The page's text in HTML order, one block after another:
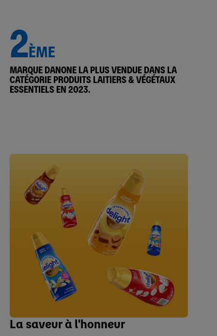
2ÈME
MARQUE DANONE LA PLUS VENDUE DANS LA
CATÉGORIE PRODUITS LAITIERS & VÉGÉTAUX
ESSENTIELS EN 2023.
La saveur à l'honneur